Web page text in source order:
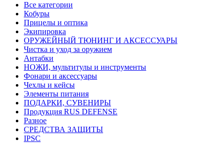
Все категории
Кобуры
Прицелы и оптика
Экипировка
ОРУЖЕЙНЫЙ ТЮНИНГ И АКСЕССУАРЫ
Чистка и уход за оружием
Антабки
НОЖИ, мультитулы и инструменты
Фонари и аксессуары
Чехлы и кейсы
Элементы питания
ПОДАРКИ, СУВЕНИРЫ
Продукция RUS DEFENSE
Разное
СРЕДСТВА ЗАЩИТЫ
IPSC